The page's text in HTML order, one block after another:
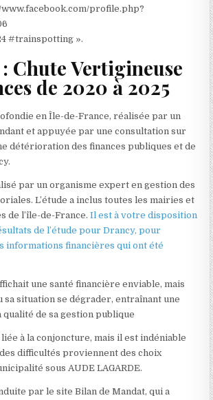
www.facebook.com/profile.php?
#trainspotting ».
: Chute Vertigineuse
de 2020 à 2025
en Île-de-France, réalisée par un
et appuyée par une consultation sur
détérioration des finances publiques et de
par un organisme expert en gestion des
L’étude a inclus toutes les mairies et
de l’île-de-France.Il est à votre disposition
de l’étude pour Drancy, pour
informations financières qui ont été
une santé financière enviable, mais
sa situation se dégrader, entraînant une
de sa gestion publique
à la conjoncture, mais il est indéniable
difficultés proviennent des choix
sous AUDE LAGARDE.
par le site Bilan de Mandat, qui a